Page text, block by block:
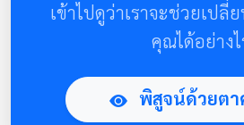
เข้าไปดูว่าเราจะช่วยเปลี่
คุณได้อย่างไ
พิสูจน์ด้วยตา